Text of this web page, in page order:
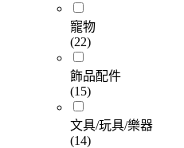
寵物
(22)
飾品配件
(15)
文具/玩具/樂器
(14)